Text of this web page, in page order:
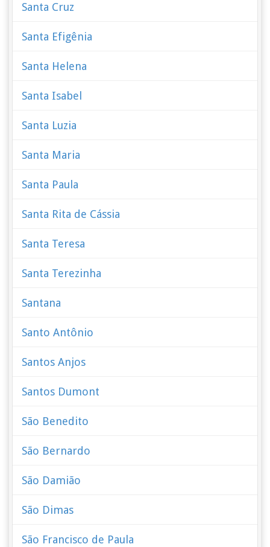
Santa Cruz
Santa Efigênia
Santa Helena
Santa Isabel
Santa Luzia
Santa Maria
Santa Paula
Santa Rita de Cássia
Santa Teresa
Santa Terezinha
Santana
Santo Antônio
Santos Anjos
Santos Dumont
São Benedito
São Bernardo
São Damião
São Dimas
São Francisco de Paula